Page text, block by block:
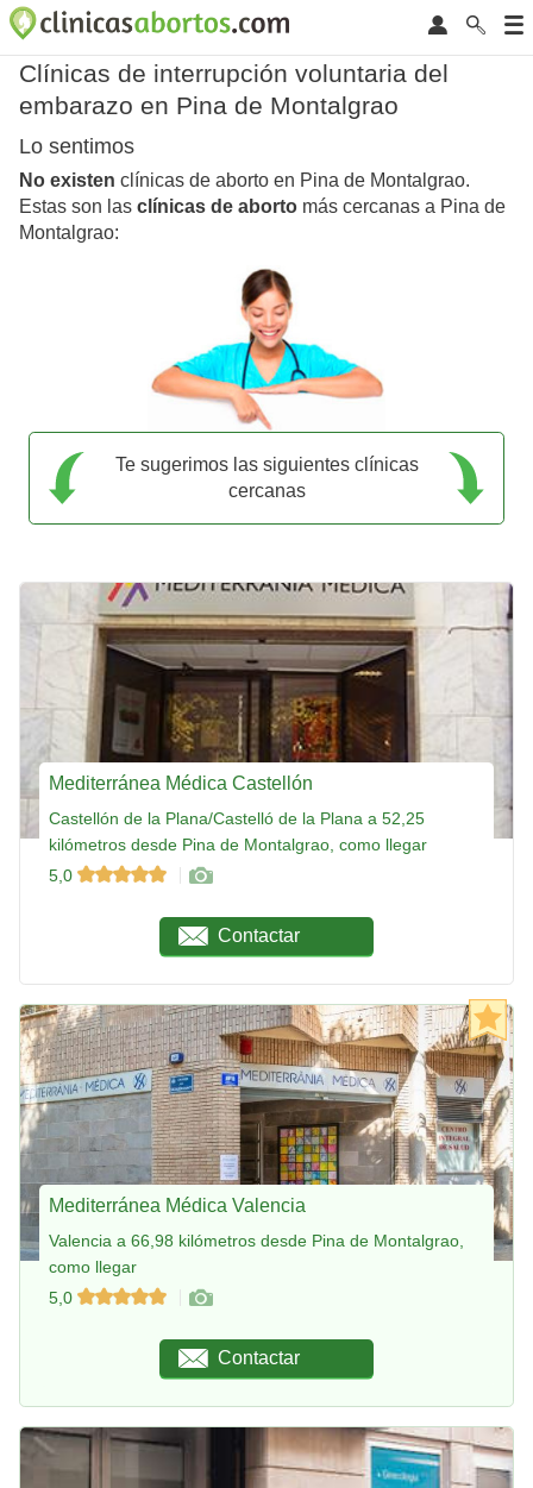
Clínicas de interrupción voluntaria del
embarazo en Pina de Montalgrao
Lo sentimos
No existen clínicas de aborto en Pina de Montalgrao.
Estas son las clínicas de aborto más cercanas a Pina de
Montalgrao:
Te sugerimos las siguientes clínicas
cercanas
Mediterránea Médica Castellón
Castellón de la Plana/Castelló de la Plana a 52,25
kilómetros desde Pina de Montalgrao, como llegar
5,0
Contactar
Mediterránea Médica Valencia
Valencia a 66,98 kilómetros desde Pina de Montalgrao,
como llegar
5,0
Contactar